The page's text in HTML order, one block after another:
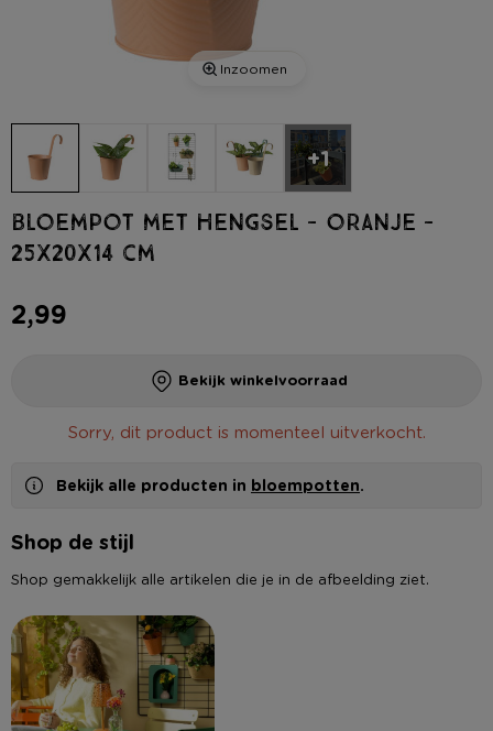
Inzoomen
+1
Bloempot met hengsel - oranje -
25x20x14 cm
2,99
Bekijk winkelvoorraad
Sorry, dit product is momenteel uitverkocht.
Bekijk alle producten in bloempotten.
Shop de stijl
Shop gemakkelijk alle artikelen die je in de afbeelding ziet.